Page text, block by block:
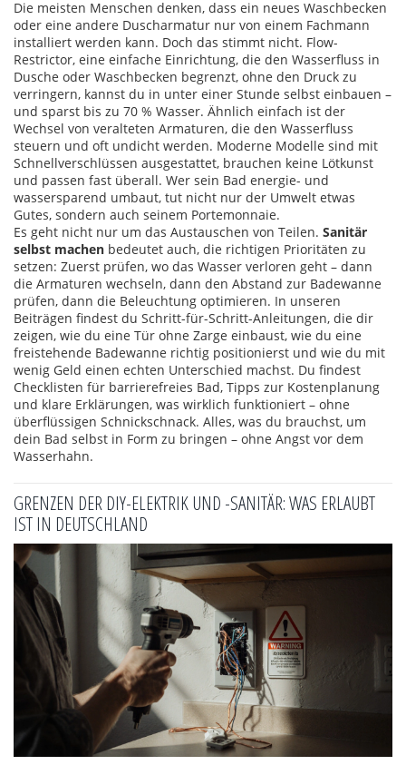
Die meisten Menschen denken, dass ein neues Waschbecken
oder eine andere Duscharmatur nur von einem Fachmann
installiert werden kann. Doch das stimmt nicht. Flow-
Restrictor, eine einfache Einrichtung, die den Wasserfluss in
Dusche oder Waschbecken begrenzt, ohne den Druck zu
verringern, kannst du in unter einer Stunde selbst einbauen –
und sparst bis zu 70 % Wasser. Ähnlich einfach ist der
Wechsel von veralteten Armaturen, die den Wasserfluss
steuern und oft undicht werden. Moderne Modelle sind mit
Schnellverschlüssen ausgestattet, brauchen keine Lötkunst
und passen fast überall. Wer sein Bad energie- und
wassersparend umbaut, tut nicht nur der Umwelt etwas
Gutes, sondern auch seinem Portemonnaie.
Es geht nicht nur um das Austauschen von Teilen. Sanitär
selbst machen bedeutet auch, die richtigen Prioritäten zu
setzen: Zuerst prüfen, wo das Wasser verloren geht – dann
die Armaturen wechseln, dann den Abstand zur Badewanne
prüfen, dann die Beleuchtung optimieren. In unseren
Beiträgen findest du Schritt-für-Schritt-Anleitungen, die dir
zeigen, wie du eine Tür ohne Zarge einbaust, wie du eine
freistehende Badewanne richtig positionierst und wie du mit
wenig Geld einen echten Unterschied machst. Du findest
Checklisten für barrierefreies Bad, Tipps zur Kostenplanung
und klare Erklärungen, was wirklich funktioniert – ohne
überflüssigen Schnickschnack. Alles, was du brauchst, um
dein Bad selbst in Form zu bringen – ohne Angst vor dem
Wasserhahn.
GRENZEN DER DIY-ELEKTRIK UND -SANITÄR: WAS ERLAUBT
IST IN DEUTSCHLAND